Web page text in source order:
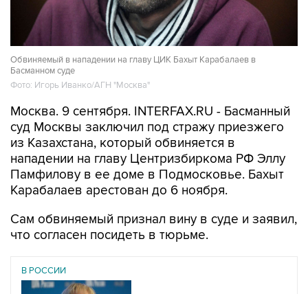
Обвиняемый в нападении на главу ЦИК Бахыт Карабалаев в
Басманном суде
Фото: Игорь Иванко/АГН "Москва"
Москва. 9 сентября. INTERFAX.RU - Басманный
суд Москвы заключил под стражу приезжего
из Казахстана, который обвиняется в
нападении на главу Центризбиркома РФ Эллу
Памфилову в ее доме в Подмосковье. Бахыт
Карабалаев арестован до 6 ноября.
Сам обвиняемый признал вину в суде и заявил,
что согласен посидеть в тюрьме.
В РОССИИ